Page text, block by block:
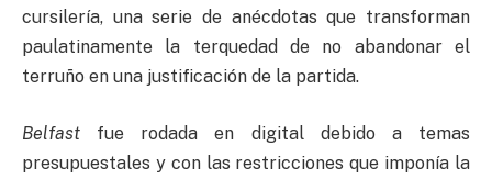
cursilería, una serie de anécdotas que transforman
paulatinamente la terquedad de no abandonar el
terruño en una justificación de la partida.
Belfast fue rodada en digital debido a temas
presupuestales y con las restricciones que imponía la